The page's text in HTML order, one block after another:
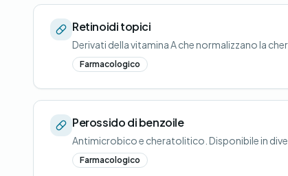
Retinoidi topici
Derivati della vitamina A che normalizzano la
Farmacologico
Perossido di benzoile
Antimicrobico e cheratolitico. Disponibile in
Farmacologico